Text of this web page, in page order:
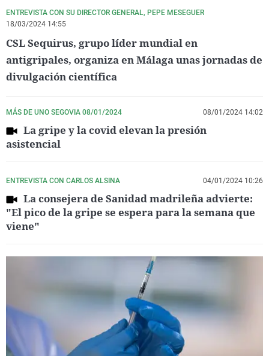
ENTREVISTA CON SU DIRECTOR GENERAL, PEPE MESEGUER
18/03/2024 14:55
CSL Sequirus, grupo líder mundial en
antigripales, organiza en Málaga unas jornadas de
divulgación científica
MÁS DE UNO SEGOVIA 08/01/2024 08/01/2024 14:02
La gripe y la covid elevan la presión
asistencial
ENTREVISTA CON CARLOS ALSINA 04/01/2024 10:26
La consejera de Sanidad madrileña advierte:
"El pico de la gripe se espera para la semana que
viene"